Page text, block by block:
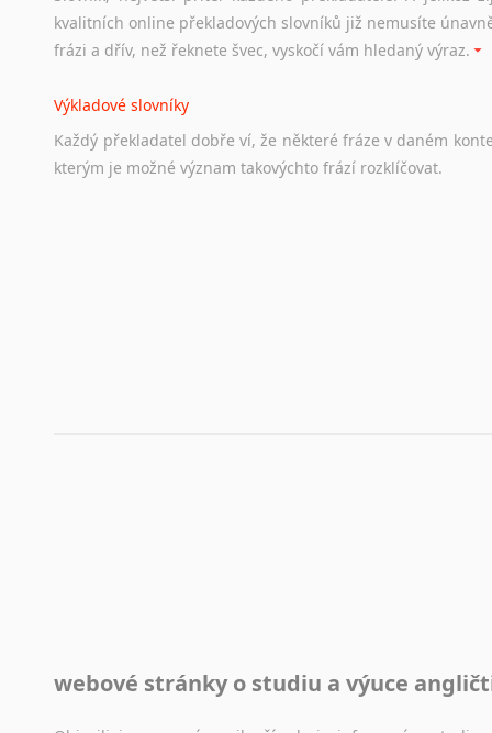
hledat práci na internetu případně osobní zkušenosti
Hledáte-li
práci
stejná obecná pravidla, jako pro český životopis. Tak dost
kvalitních online překladových slovníků již nemusíte
frázi a dřív, než řeknete švec, vyskočí vám hledaný výraz.
Výkladové slovníky
Každý překladatel dobře ví, že některé fráze v daném
kterým je možné význam takovýchto frází rozklíčovat.
Jazykový korpus je elektronický soubor autentických
webové stránky o studiu a výuce